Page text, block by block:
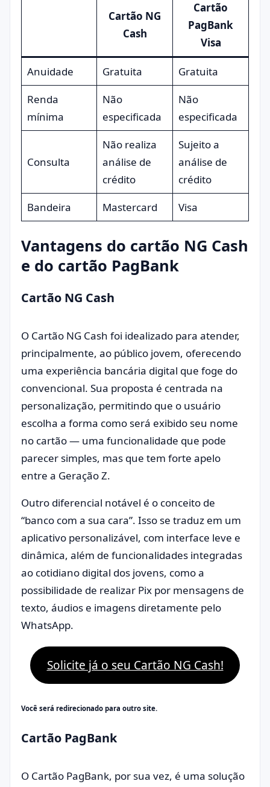
Cartão NG
Cash
Cartão
PagBank
Visa
Anuidade Gratuita
Gratuita
Renda
mínima
Não
especificada
Não
especificada
Consulta
Não realiza
análise de
crédito
Sujeito a
análise de
crédito
Bandeira
Mastercard Visa
Vantagens do cartão NG Cash
e do cartão PagBank
Cartão NG Cash
O Cartão NG Cash foi idealizado para atender,
principalmente, ao público jovem, oferecendo
uma experiência bancária digital que foge do
convencional. Sua proposta é centrada na
personalização, permitindo que o usuário
escolha a forma como será exibido seu nome
no cartão — uma funcionalidade que pode
parecer simples, mas que tem forte apelo
entre a Geração Z.
Outro diferencial notável é o conceito de
“banco com a sua cara”. Isso se traduz em um
aplicativo personalizável, com interface leve e
dinâmica, além de funcionalidades integradas
ao cotidiano digital dos jovens, como a
possibilidade de realizar Pix por mensagens de
texto, áudios e imagens diretamente pelo
WhatsApp.
Solicite já o seu Cartão NG Cash!
Você será redirecionado para outro site.
Cartão PagBank
O Cartão PagBank, por sua vez, é uma solução